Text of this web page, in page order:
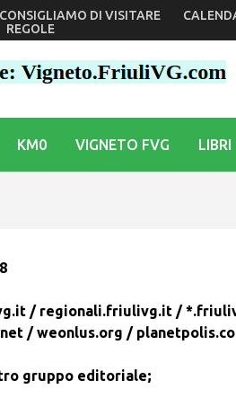
al mondoDI VISITARE
REGOLE
KM0 VIGNETO FVG LIBRI
/ regionali.friulivg.it /
/ weonlus.org /
gruppo editoriale;